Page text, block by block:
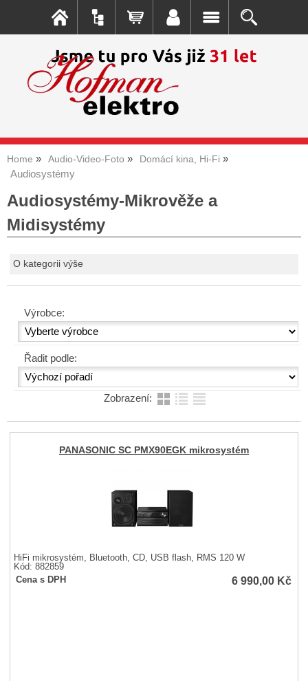
Home Audio-Video-Foto Domácí kina, Hi-Fi
Audiosystémy
Audiosystémy-Mikrověže a
Midisystémy
O kategorii výše
Výrobce:
Řadit podle:
Zobrazení:
PANASONIC SC PMX90EGK mikrosystém
HiFi mikrosystém, Bluetooth, CD, USB flash, RMS 120 W
Kód: 882859
Cena s DPH
6 990,00 Kč